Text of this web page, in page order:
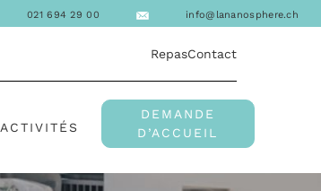
021 694 29 00 info@lananosphere.ch
RepasContact
ACTIVITÉS
DEMANDE
D’ACCUEIL